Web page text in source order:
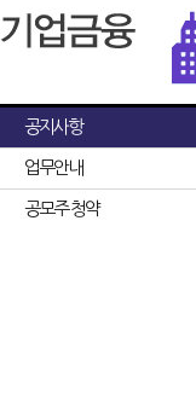
공지사항
업무안내
공모주 청약